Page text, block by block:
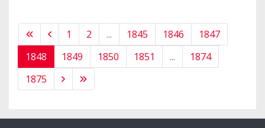
1 2 ... 1845 1846
1847
1848
1849 1850 1851 ...
1874
1875